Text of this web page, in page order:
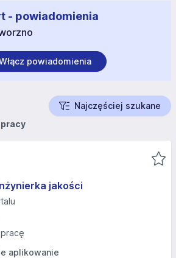
- powiadomienia
powiadomienia
Najczęściej szukane
jakości
aplikowanie